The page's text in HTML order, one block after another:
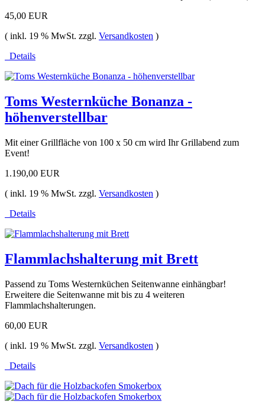
45,00 EUR
( inkl. 19 % MwSt. zzgl. Versandkosten )
Details
Toms Westernküche Bonanza -
höhenverstellbar
Mit einer Grillfläche von 100 x 50 cm wird Ihr Grillabend zum
Event!
1.190,00 EUR
( inkl. 19 % MwSt. zzgl. Versandkosten )
Details
Flammlachshalterung mit Brett
Passend zu Toms Westernküchen Seitenwanne einhängbar!
Erweitere die Seitenwanne mit bis zu 4 weiteren
Flammlachshalterungen.
60,00 EUR
( inkl. 19 % MwSt. zzgl. Versandkosten )
Details